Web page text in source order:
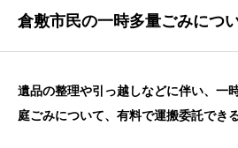
倉敷市民の一時多量ごみにつ
遺品の整理や引っ越しなどに伴い、一
庭ごみについて、有料で運搬委託でき